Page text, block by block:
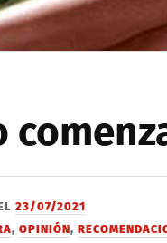
23/07/2021
,OPINIÓN,